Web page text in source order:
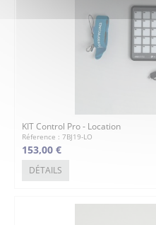
KIT Control Pro - Location
Réference : 7BJ19-LO
153,00 €
DÉTAILS